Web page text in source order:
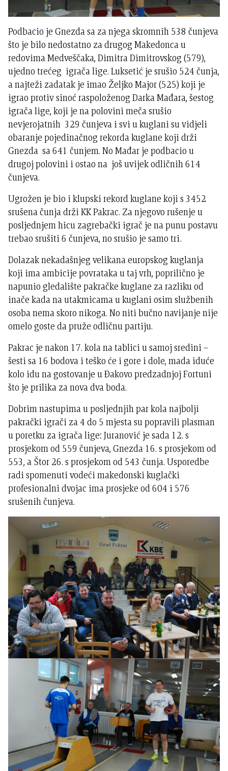
Podbacio je Gnezda sa za njega skromnih 538 čunjeva
što je bilo nedostatno za drugog Makedonca u
redovima Medveščaka, Dimitra Dimitrovskog (579),
ujedno trećeg igrača lige. Luksetić je srušio 524 čunja,
a najteži zadatak je imao Željko Major (525) koji je
igrao protiv sinoć raspoloženog Darka Mađara, šestog
igrača lige, koji je na polovini meča srušio
nevjerojatnih 329 čunjeva i svi u kuglani su vidjeli
obaranje pojedinačnog rekorda kuglane koji drži
Gnezda sa 641 čunjem. No Mađar je podbacio u
drugoj polovini i ostao na još uvijek odličnih 614
čunjeva.
Ugrožen je bio i klupski rekord kuglane koji s 3452
srušena čunja drži KK Pakrac. Za njegovo rušenje u
posljednjem hicu zagrebački igrač je na punu postavu
trebao srušiti 6 čunjeva, no srušio je samo tri.
Dolazak nekadašnjeg velikana europskog kuglanja
koji ima ambicije povrataka u taj vrh, poprilično je
napunio gledalište pakračke kuglane za razliku od
inače kada na utakmicama u kuglani osim službenih
osoba nema skoro nikoga. No niti bučno navijanje nije
omelo goste da pruže odličnu partiju.
Pakrac je nakon 17. kola na tablici u samoj sredini –
šesti sa 16 bodova i teško će i gore i dole, mada iduće
kolo idu na gostovanje u Đakovo predzadnjoj Fortuni
što je prilika za nova dva boda.
Dobrim nastupima u posljednjih par kola najbolji
pakrački igrači za 4 do 5 mjesta su popravili plasman
u poretku za igrača lige: Juranović je sada 12. s
prosjekom od 559 čunjeva, Gnezda 16. s prosjekom od
553, a Štor 26. s prosjekom od 543 čunja. Usporedbe
radi spomenuti vodeći makedonski kuglački
profesionalni dvojac ima prosjeke od 604 i 576
srušenih čunjeva.